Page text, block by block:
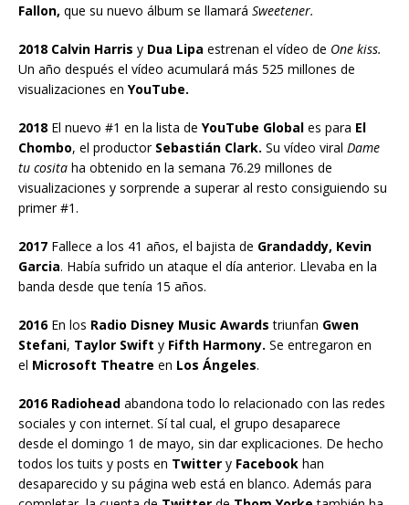
Fallon, que su nuevo álbum se llamará Sweetener.
2018 Calvin Harris y Dua Lipa estrenan el vídeo de One kiss.
Un año después el vídeo acumulará más 525 millones de
visualizaciones en YouTube.
2018 El nuevo #1 en la lista de YouTube Global es para El
Chombo, el productor Sebastián Clark. Su vídeo viral Dame
tu cosita ha obtenido en la semana 76.29 millones de
visualizaciones y sorprende a superar al resto consiguiendo su
primer #1.
2017 Fallece a los 41 años, el bajista de Grandaddy, Kevin
Garcia. Había sufrido un ataque el día anterior. Llevaba en la
banda desde que tenía 15 años.
2016En los Radio Disney Music Awards triunfan Gwen
Stefani, Taylor Swift y Fifth Harmony. Se entregaron en
el Microsoft Theatre en Los Ángeles.
2016 Radiohead abandona todo lo relacionado con las redes
sociales y con internet. Sí tal cual, el grupo desaparece
desde el domingo 1 de mayo, sin dar explicaciones. De hecho
todos los tuits y posts en Twitter y Facebook han
desaparecido y su página web está en blanco. Además para